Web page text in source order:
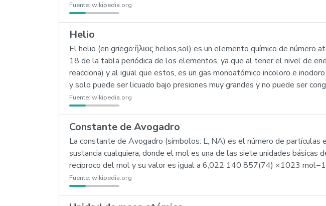
Fuente: wikipedia.org
Helio
El helio (en griego:ἥλιος helios,sol) es un elemento químico de
18 de la tabla periódica de los elementos, ya que al tener el nivel de
reacciona) y al igual que estos, es un gas monoatómico incoloro e
y solo puede ser licuado bajo presiones muy grandes y no puede ser
Fuente: wikipedia.org
Constante de Avogadro
La constante de Avogadro (símbolos: L, NA) es el número de
sustancia cualquiera, donde el mol es una de las siete unidades básicas
recíproco del mol y su valor es igual a 6,022 140 857(74) ×1023
Fuente: wikipedia.org